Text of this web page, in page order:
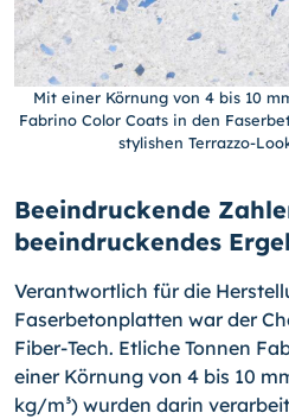
Mit einer Körnung von 4 bis 10
Fabrino Color Coats in den
stylishen Terrazzo-
Beeindruckende
beeindruckendes
Verantwortlich für die
Faserbetonplatten war der
Fiber-Tech. Etliche Tonnen
einer Körnung von 4 bis 10
kg/m³) wurden darin